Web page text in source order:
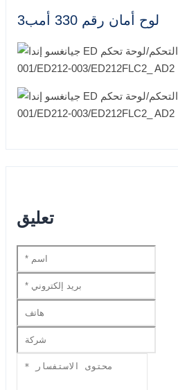
لوح أمان رقم 330 أمب3
تعليق